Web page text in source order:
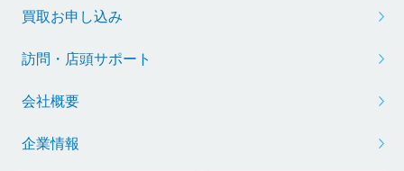
買取お申し込み
訪問・店頭サポート
会社概要
企業情報